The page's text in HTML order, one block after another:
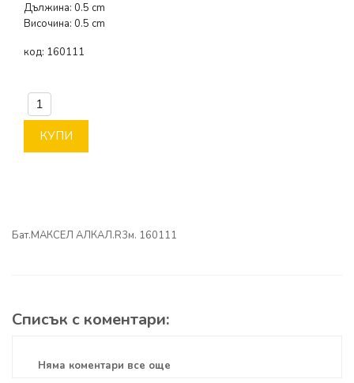
Дължина: 0.5 cm
Височина: 0.5 cm
код: 160111
КУПИ
Бат.МАКСЕЛ АЛКАЛ.R3м. 160111
Списък с коментари:
Няма коментари все още